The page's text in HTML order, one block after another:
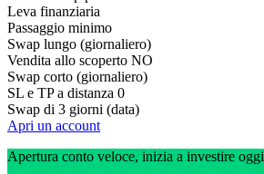
Leva finanziaria
Passaggio minimo
Swap lungo (giornaliero)
Vendita allo scoperto NO
Swap corto (giornaliero)
SL e TP a distanza 0
Swap di 3 giorni (data)
Apri un account
Apertura conto veloce, inizia a investire oggi